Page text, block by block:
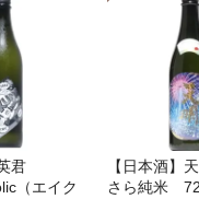
君
（エイク
【日本酒】
さら純米